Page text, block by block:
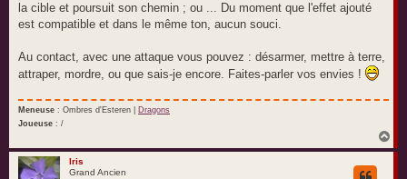
la cible et poursuit son chemin ; ou ... Du moment que l'effet ajouté
est compatible et dans le même ton, aucun souci.
Au contact, avec une attaque vous pouvez : désarmer, mettre à terre,
attraper, mordre, ou que sais-je encore. Faites-parler vos envies !
Meneuse : Ombres d'Esteren | Dragons
Joueuse : /
a
Iris
Grand Ancien